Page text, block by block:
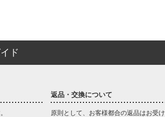
ド
返品・交換について
原則として、お客様都合の返品はお受け